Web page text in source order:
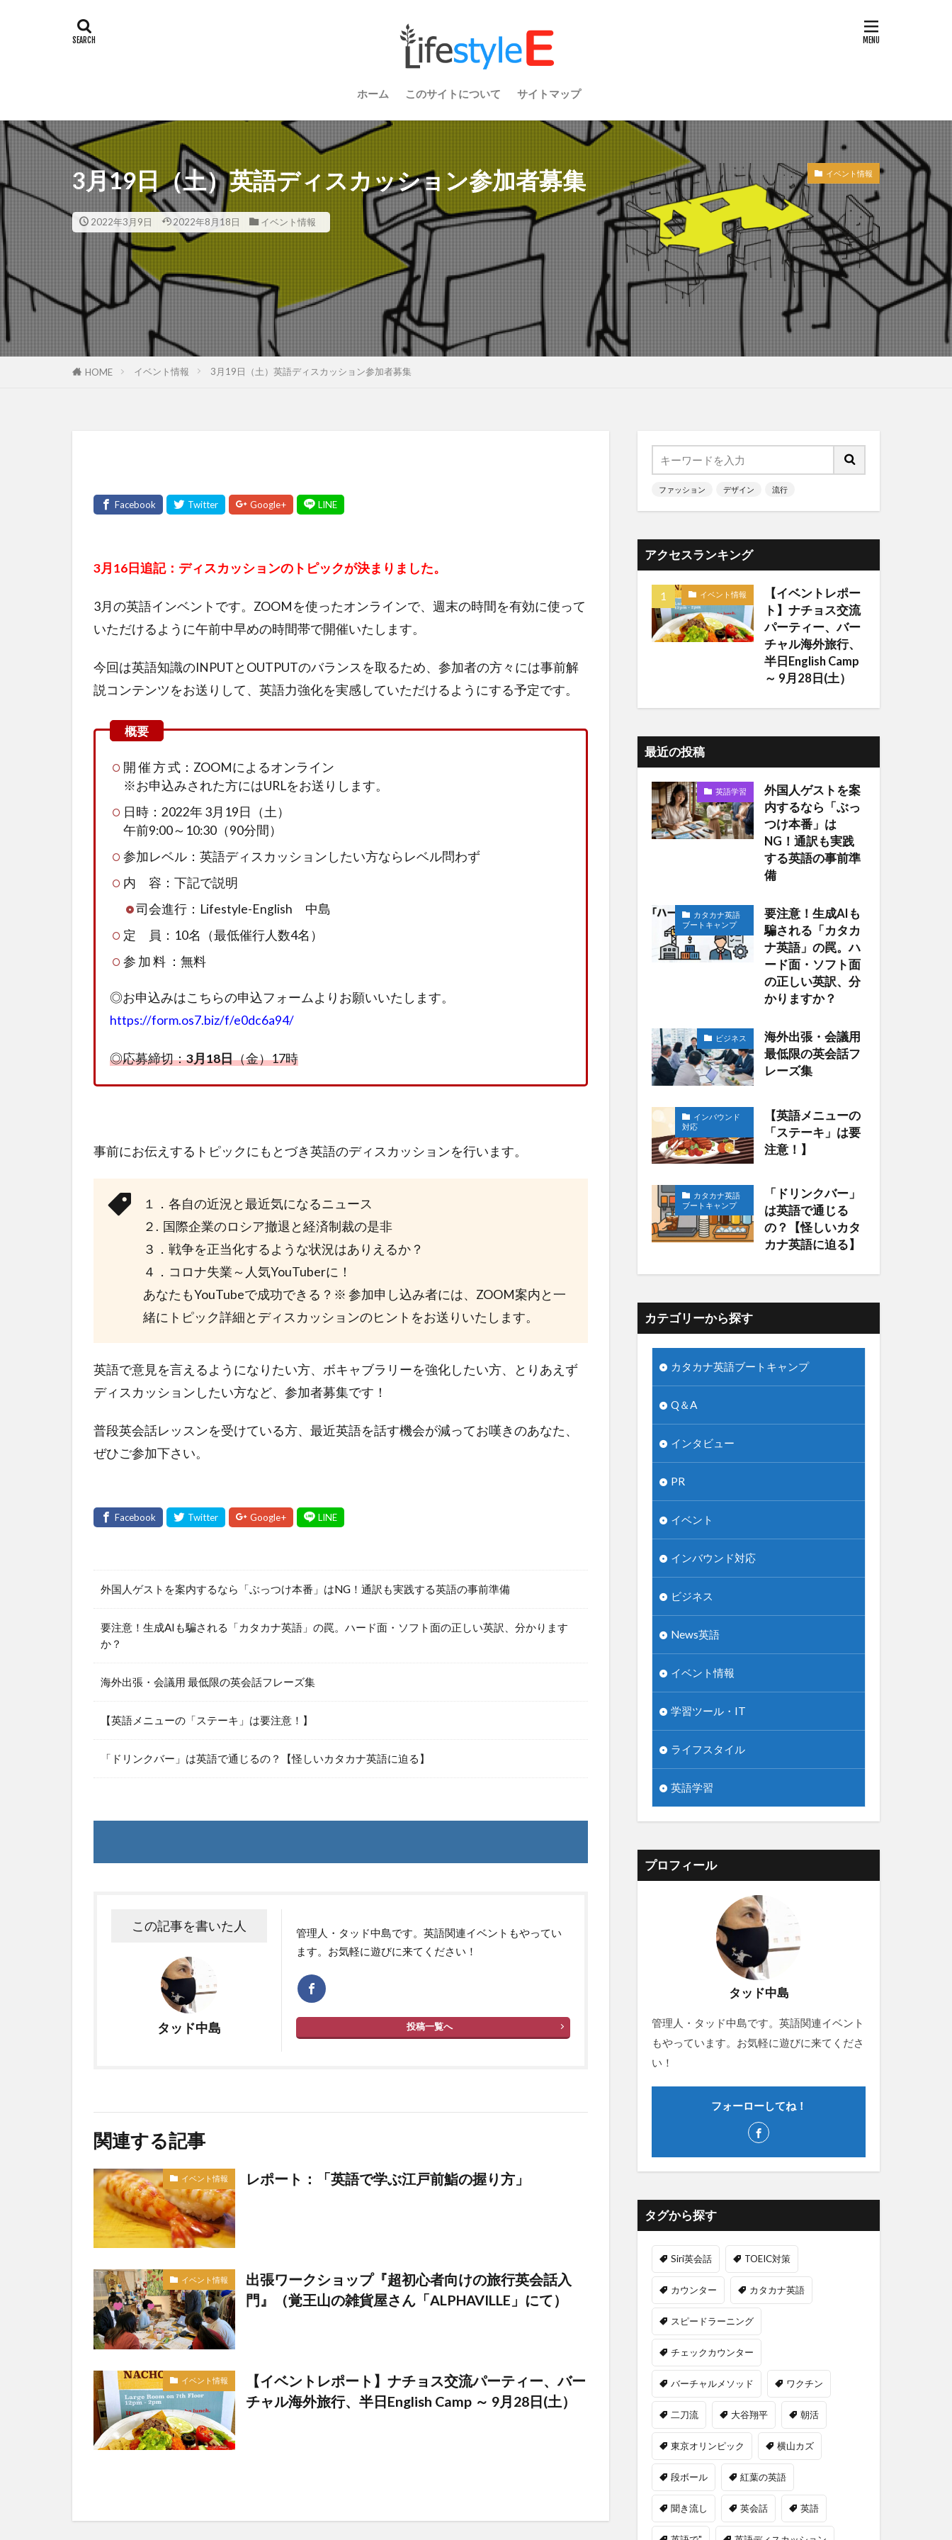
ホーム このサイトについて サイトマップ
3月19日（土）英語ディスカッション参加者募集
2022年3月9日 2022年8月18日 イベント情報
イベント情報
HOME イベント情報 3月19日（土）英語ディスカッション参加者募集
3月16日追記：ディスカッションのトピックが決まりました。
3月の英語インベントです。ZOOMを使ったオンラインで、週末の時間を有効に使って
いただけるように午前中早めの時間帯で開催いたします。
今回は英語知識のINPUTとOUTPUTのバランスを取るため、参加者の方々には事前解
説コンテンツをお送りして、英語力強化を実感していただけるようにする予定です。
開 催 方 式：ZOOMによるオンライン
※お申込みされた方にはURLをお送りします。
日時：2022年 3月19日（土）
午前9:00～10:30（90分間）
参加レベル：英語ディスカッションしたい方ならレベル問わず
内 容：下記で説明
司会進行：Lifestyle-English 中島
定 員：10名（最低催行人数4名）
参 加 料 ：無料
◎お申込みはこちらの申込フォームよりお願いいたします。
https://form.os7.biz/f/e0dc6a94/
◎応募締切：3月18日（金）17時
事前にお伝えするトピックにもとづき英語のディスカッションを行います。
１．各自の近況と最近気になるニュース
２. 国際企業のロシア撤退と経済制裁の是非
３．戦争を正当化するような状況はありえるか？
４．コロナ失業～人気YouTuberに！
あなたもYouTubeで成功できる？※ 参加申し込み者には、ZOOM案内と一
緒にトピック詳細とディスカッションのヒントをお送りいたします。
英語で意見を言えるようになりたい方、ボキャブラリーを強化したい方、とりあえず
ディスカッションしたい方など、参加者募集です！
普段英会話レッスンを受けている方、最近英語を話す機会が減ってお嘆きのあなた、
ぜひご参加下さい。
外国人ゲストを案内するなら「ぶっつけ本番」はNG！通訳も実践する英語の事前準備
要注意！生成AIも騙される「カタカナ英語」の罠。ハード面・ソフト面の正しい英訳、分かります
か？
海外出張・会議用 最低限の英会話フレーズ集
【英語メニューの「ステーキ」は要注意！】
「ドリンクバー」は英語で通じるの？【怪しいカタカナ英語に迫る】
この記事を書いた人
タッド中島
管理人・タッド中島です。英語関連イベントもやってい
ます。お気軽に遊びに来てください！
投稿一覧へ
関連する記事
イベント情報 レポート：「英語で学ぶ江戸前鮨の握り方」
イベント情報
出張ワークショップ『超初心者向けの旅行英会話入
門』（覚王山の雑貨屋さん「ALPHAVILLE」にて）
イベント情報
【イベントレポート】ナチョス交流パーティー、バー
チャル海外旅行、半日English Camp ～ 9月28日(土）
ファッション デザイン 流行
アクセスランキング
イベント情報
【イベントレポー
ト】ナチョス交流
パーティー、バー
チャル海外旅行、
半日English Camp
～ 9月28日(土）
最近の投稿
英語学習
外国人ゲストを案
内するなら「ぶっ
つけ本番」は
NG！通訳も実践
する英語の事前準
備
カタカナ英語
ブートキャンプ
要注意！生成AIも
騙される「カタカ
ナ英語」の罠。ハ
ード面・ソフト面
の正しい英訳、分
かりますか？
ビジネス
海外出張・会議用
最低限の英会話フ
レーズ集
インバウンド
対応
【英語メニューの
「ステーキ」は要
注意！】
カタカナ英語
ブートキャンプ
「ドリンクバー」
は英語で通じる
の？【怪しいカタ
カナ英語に迫る】
カテゴリーから探す
カタカナ英語ブートキャンプ
Q＆A
インタビュー
PR
イベント
インバウンド対応
ビジネス
News英語
イベント情報
学習ツール・IT
ライフスタイル
英語学習
プロフィール
タッド中島
管理人・タッド中島です。英語関連イベント
もやっています。お気軽に遊びに来てくださ
い！
フォーローしてね！
タグから探す
Siri英会話 TOEIC対策
カウンター カタカナ英語
スピードラーニング
チェックカウンター
バーチャルメソッド ワクチン
二刀流 大谷翔平 朝活
東京オリンピック 横山カズ
段ボール 紅葉の英語
聞き流し 英会話 英語